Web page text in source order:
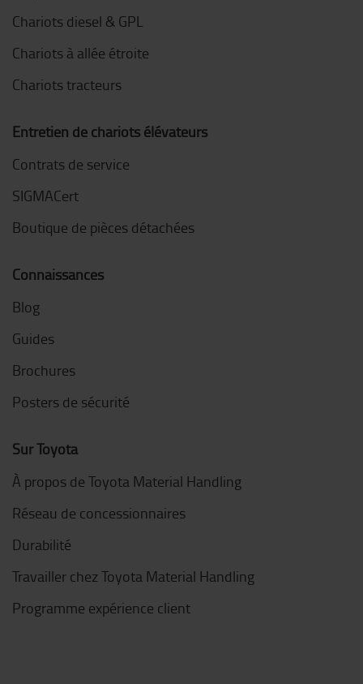
Chariots diesel & GPL
Chariots à allée étroite
Chariots tracteurs
Entretien de chariots élévateurs
Contrats de service
SIGMACert
Boutique de pièces détachées
Connaissances
Blog
Guides
Brochures
Posters de sécurité
Sur Toyota
À propos de Toyota Material Handling
Réseau de concessionnaires
Durabilité
Travailler chez Toyota Material Handling
Programme expérience client